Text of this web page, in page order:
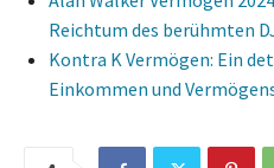
Reichtum des berühmten
Kontra K Vermögen: Ein
Einkommen und